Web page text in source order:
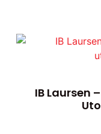
IB Laursen